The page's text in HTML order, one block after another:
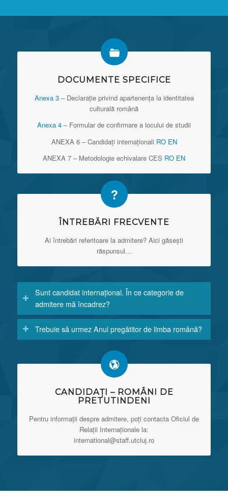
DOCUMENTE SPECIFICE
Anexa 3– Declarație privind apartenența la identitatea
culturală română
Anexa 4 – Formular de confirmare a locului de studii
ANEXA 6 – Candidați internaționali RO EN
ANEXA 7 – Metodologie echivalare CES RO EN
ÎNTREBĂRI FRECVENTE
Ai întrebări referitoare la admitere? Aici găsești
răspunsul…
Sunt candidat internațional. În ce categorie de
admitere mă încadrez?
Trebuie să urmez Anul pregătitor de limba română?
CANDIDAȚI – ROMÂNI DE
PRETUTINDENI
Pentru informații despre admitere, poți contacta Oficiul de
Relații Internaționale la:
international@staff.utcluj.ro